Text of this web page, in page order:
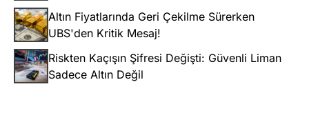
Altın Fiyatlarında Geri Çekilme Sürerken
UBS'den Kritik Mesaj!
Riskten Kaçışın Şifresi Değişti: Güvenli Liman
Sadece Altın Değil